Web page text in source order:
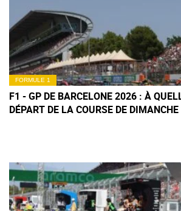
FORMULE 1
F1 - GP DE BARCELONE 2026 : À
DÉPART DE LA COURSE DE DIMANCHE